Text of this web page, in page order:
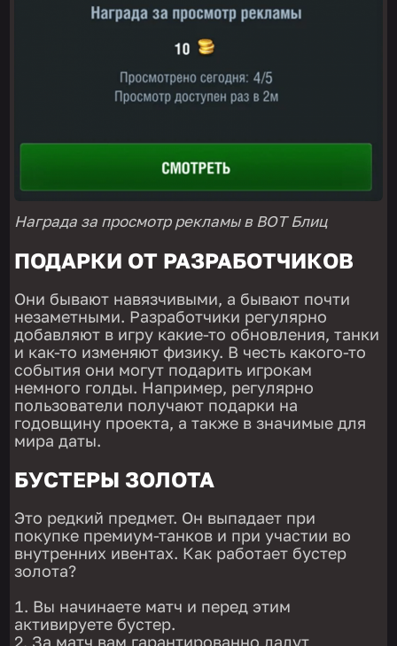
Награда за просмотр рекламы в ВОТ Блиц
ПОДАРКИ ОТ РАЗРАБОТЧИКОВ
Они бывают навязчивыми, а бывают почти
незаметными. Разработчики регулярно
добавляют в игру какие-то обновления, танки
и как-то изменяют физику. В честь какого-то
события они могут подарить игрокам
немного голды. Например, регулярно
пользователи получают подарки на
годовщину проекта, а также в значимые для
мира даты.
БУСТЕРЫ ЗОЛОТА
Это редкий предмет. Он выпадает при
покупке премиум-танков и при участии во
внутренних ивентах. Как работает бустер
золота?
Вы начинаете матч и перед этим
активируете бустер.
За матч вам гарантированно дадут